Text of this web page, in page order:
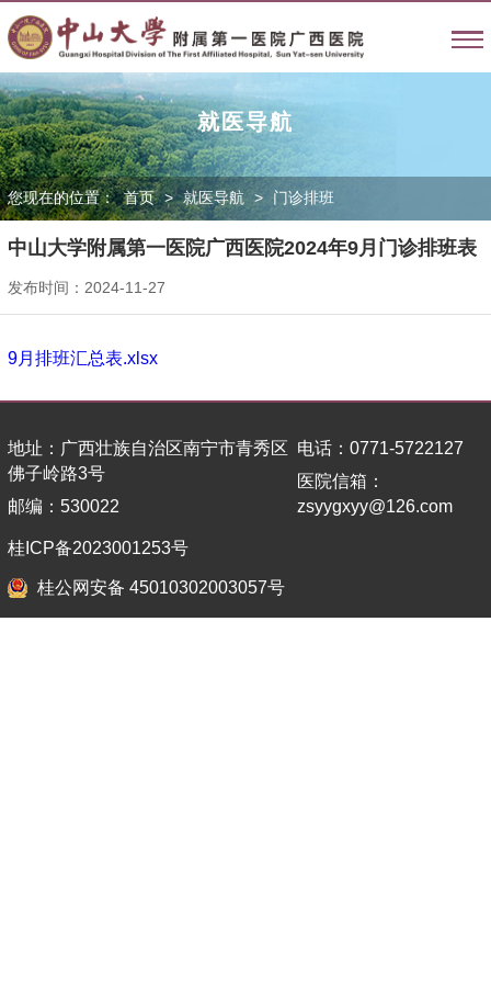
就医导航
您现在的位置： 首页 > 就医导航 > 门诊排班
中山大学附属第一医院广西医院2024年9月门诊排班表
发布时间：2024-11-27
9月排班汇总表.xlsx
地址：广西壮族自治区南宁市青秀区
佛子岭路3号
邮编：530022
电话：0771-5722127
医院信箱：
zsyygxyy@126.com
桂ICP备2023001253号
桂公网安备 45010302003057号